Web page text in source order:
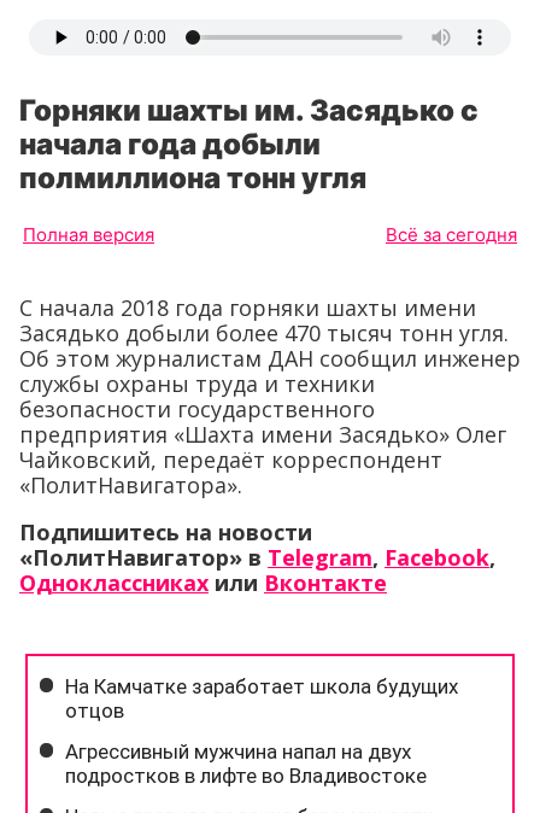
Горняки шахты им. Засядько с
начала года добыли
полмиллиона тонн угля
Полная версия Всё за сегодня
С начала 2018 года горняки шахты имени
Засядько добыли более 470 тысяч тонн угля.
Об этом журналистам ДАН сообщил инженер
службы охраны труда и техники
безопасности государственного
предприятия «Шахта имени Засядько» Олег
Чайковский, передаёт корреспондент
«ПолитНавигатора».
Подпишитесь на новости
«ПолитНавигатор» в Telegram, Facebook,
Одноклассниках или Вконтакте